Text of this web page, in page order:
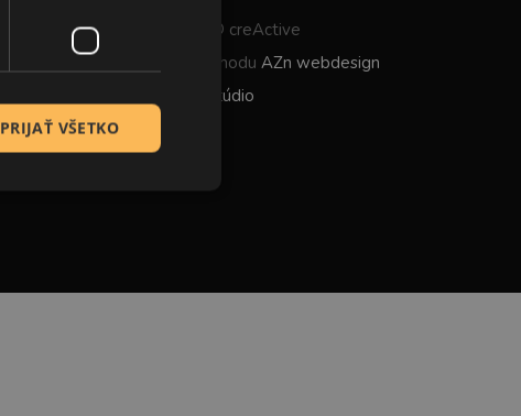
Všetky práva vyhradené © creActive
Tvorba internetového obchodu AZn webdesign
monokel štúdio
PRIJAŤ VŠETKO